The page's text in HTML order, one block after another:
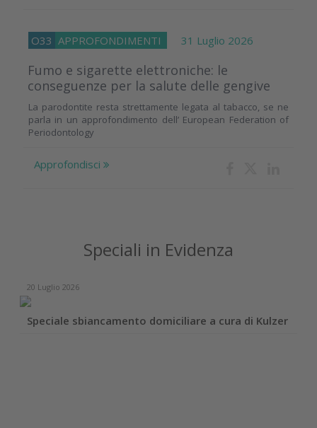
O33 APPROFONDIMENTI 31 Luglio 2026
Fumo e sigarette elettroniche: le
conseguenze per la salute delle gengive
La parodontite resta strettamente legata al tabacco, se ne
parla in un approfondimento dell’ European Federation of
Periodontology
Approfondisci
Speciali in Evidenza
20 Luglio 2026
Speciale sbiancamento domiciliare a cura di Kulzer